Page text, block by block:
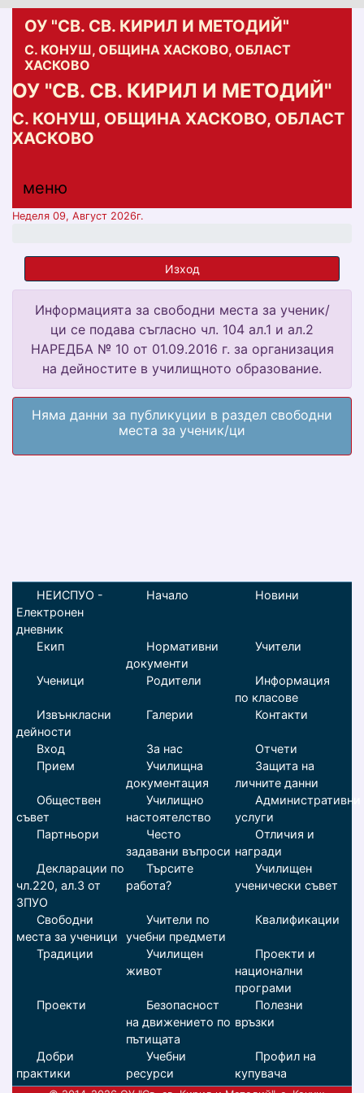
ОУ "СВ. СВ. КИРИЛ И МЕТОДИЙ"
С. КОНУШ, ОБЩИНА ХАСКОВО, ОБЛАСТ
ХАСКОВО
ОУ "СВ. СВ. КИРИЛ И МЕТОДИЙ"
С. КОНУШ, ОБЩИНА ХАСКОВО, ОБЛАСТ
ХАСКОВО
меню горно
меню
меню
Неделя 09, Август 2026г.
Изход
Информацията за свободни места за ученик/
ци се подава съгласно чл. 104 ал.1 и ал.2
НАРЕДБА № 10 от 01.09.2016 г. за организация
на дейностите в училищното образование.
Няма данни за публикуции в раздел свободни
места за ученик/ци
НЕИСПУО -
Електронен
дневник
Начало Новини
Екип
Нормативни
документи
Учители
Ученици Родители
Информация
по класове
Извънкласни
дейности
Галерии Контакти
Вход За нас
Отчети
Прием
Училищна
документация
Защита на
личните данни
Обществен
съвет
Училищно
настоятелство
Административни
услуги
Партньори
Често
задавани въпроси
Отличия и
награди
Декларации по
чл.220, ал.3 от
ЗПУО
Търсите
работа?
Училищен
ученически съвет
Свободни
места за ученици
Учители по
учебни предмети
Квалификации
Традиции
Училищен
живот
Проекти и
национални
програми
Проекти
Безопасност
на движението по
пътищата
Полезни
връзки
Добри
практики
Учебни
ресурси
Профил на
купувача